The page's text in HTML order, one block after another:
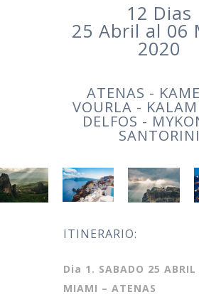
12 Dias
25 Abril al 06
2020
ATENAS -
VOURLA -
DELFOS -
SANTORINI
ITINERARIO:
Dia 1. SABADO 25
MIAMI – ATENAS